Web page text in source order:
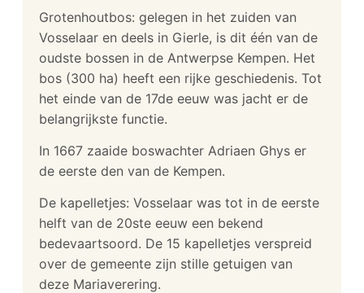
Grotenhoutbos: gelegen in het zuiden van
Vosselaar en deels in Gierle, is dit één van de
oudste bossen in de Antwerpse Kempen. Het
bos (300 ha) heeft een rijke geschiedenis. Tot
het einde van de 17de eeuw was jacht er de
belangrijkste functie.
In 1667 zaaide boswachter Adriaen Ghys er
de eerste den van de Kempen.
De kapelletjes: Vosselaar was tot in de eerste
helft van de 20ste eeuw een bekend
bedevaartsoord. De 15 kapelletjes verspreid
over de gemeente zijn stille getuigen van
deze Mariaverering.